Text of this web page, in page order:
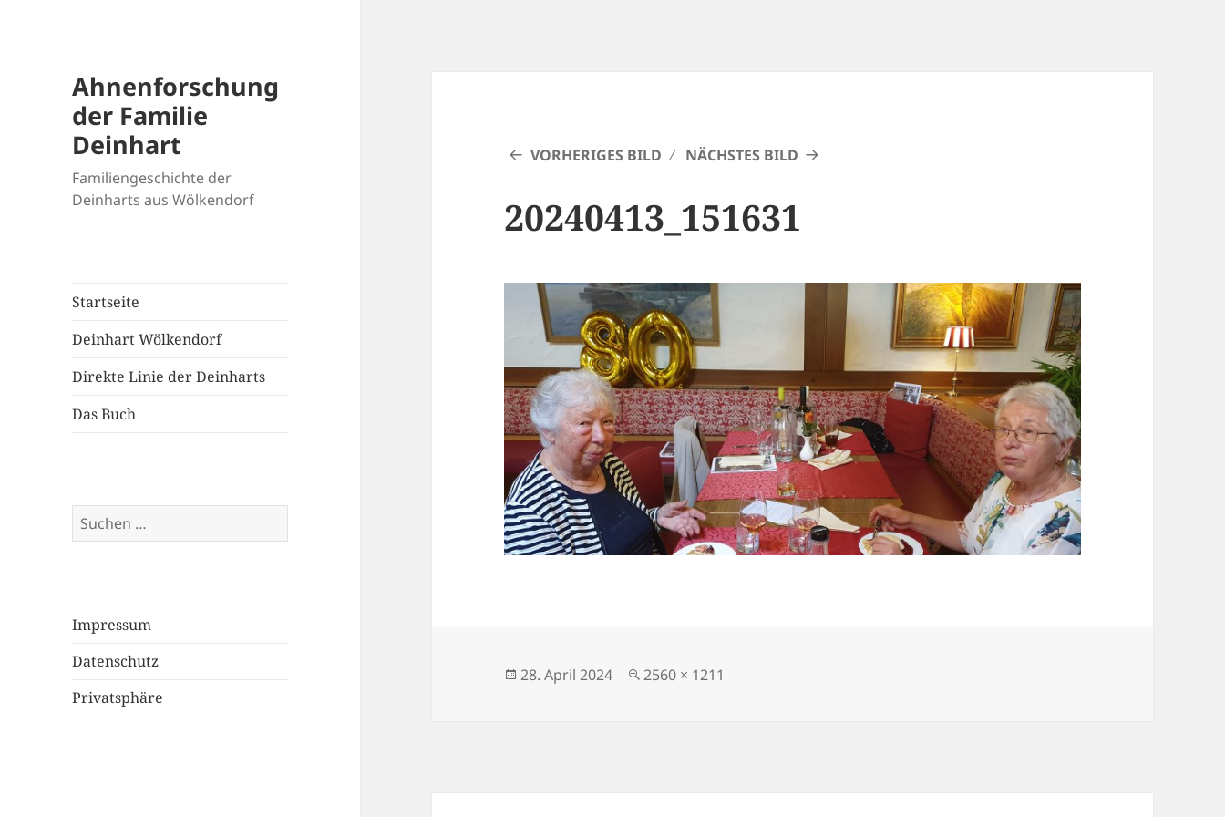
Ahnenforschung
der Familie
Deinhart
Familiengeschichte der
Deinharts aus Wölkendorf
Startseite
Deinhart Wölkendorf
Direkte Linie der Deinharts
Das Buch
Suchen
nach:
Impressum
Datenschutz
Privatsphäre
VORHERIGES BILD NÄCHSTES BILD
20240413_151631
Veröffentlicht
28. April 2024
Volle
2560 × 1211